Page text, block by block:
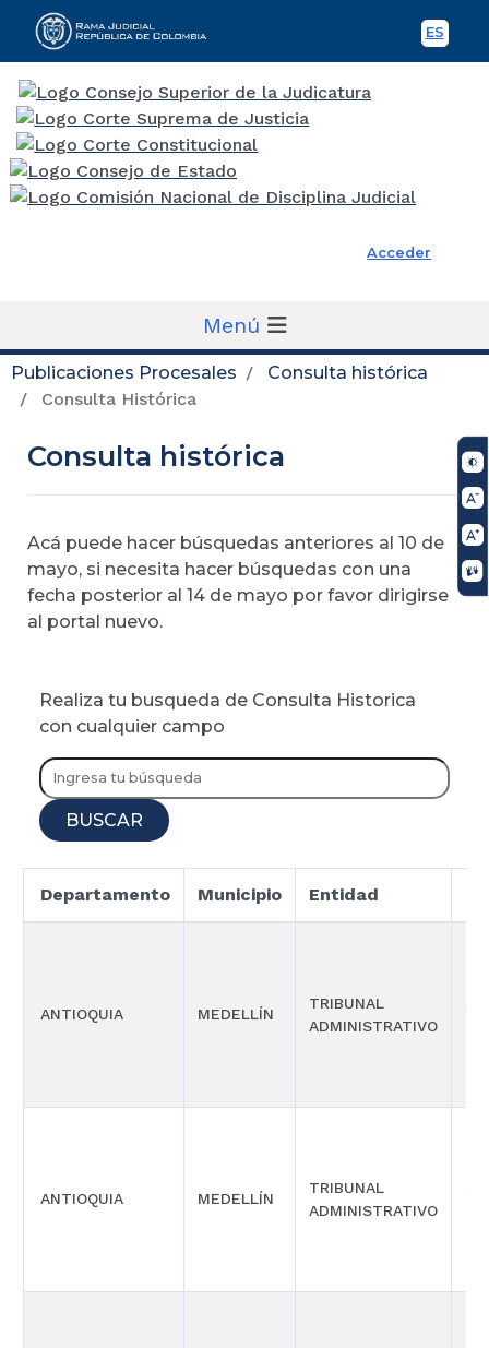
ES
Rama Judicial
Acceder
Menú
Publicaciones Procesales
Consulta histórica
Consulta Histórica
Consulta histórica
Acá puede hacer búsquedas anteriores al 10 de
mayo, si necesita hacer búsquedas con una
fecha posterior al 14 de mayo por favor dirigirse
al portal nuevo.
Realiza tu busqueda de Consulta Historica
con cualquier campo
BUSCAR
Departamento Municipio Entidad
ANTIOQUIA MEDELLÍN
TRIBUNAL
ADMINISTRATIVO
ANTIOQUIA MEDELLÍN
TRIBUNAL
ADMINISTRATIVO